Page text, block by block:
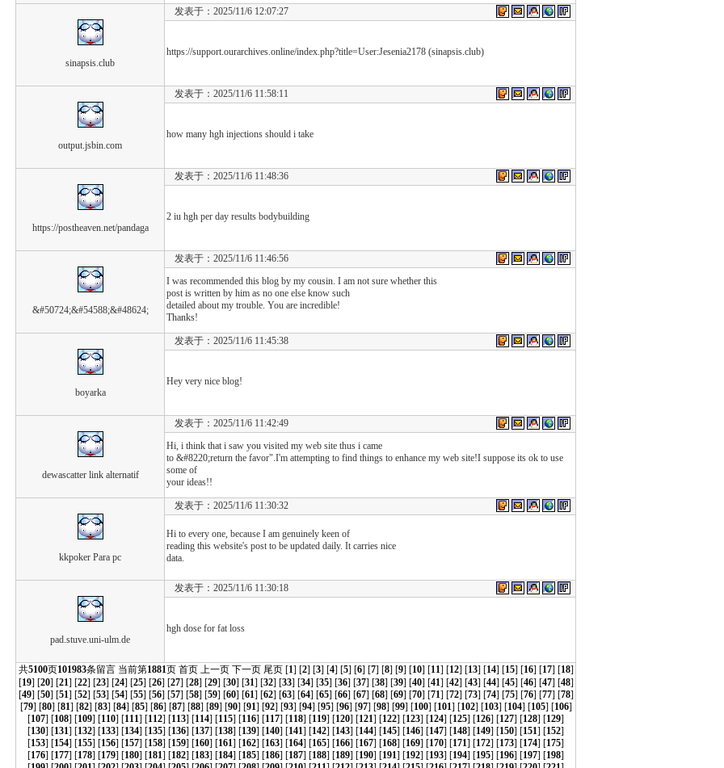
sinapsis.club
发表于：2025/11/6 12:07:27
https://support.ourarchives.online/index.php?title=User:Jesenia2178 (sinapsis.club)
output.jsbin.com
发表于：2025/11/6 11:58:11
how many hgh injections should i take
https://postheaven.net/pandaga
发表于：2025/11/6 11:48:36
2 iu hgh per day results bodybuilding
&#50724;&#54588;&#48624;
发表于：2025/11/6 11:46:56
I was recommended this blog by my cousin. I am not sure whether this
post is written by him as no one else know such
detailed about my trouble. You are incredible!
Thanks!
boyarka
发表于：2025/11/6 11:45:38
Hey very nice blog!
dewascatter link alternatif
发表于：2025/11/6 11:42:49
Hi, i think that i saw you visited my web site thus i came
to &#8220;return the favor".I'm attempting to find things to enhance my web site!I suppose its ok to use
some of
your ideas!!
kkpoker Para pc
发表于：2025/11/6 11:30:32
Hi to every one, because I am genuinely keen of
reading this website's post to be updated daily. It carries nice
data.
pad.stuve.uni-ulm.de
发表于：2025/11/6 11:30:18
hgh dose for fat loss
共5100页101983条留言 当前第1881页 首页 上一页 下一页 尾页 [1] [2] [3] [4] [5] [6] [7] [8] [9] [10] [11] [12] [13] [14] [15] [16] [17] [18]
[19] [20] [21] [22] [23] [24] [25] [26] [27] [28] [29] [30] [31] [32] [33] [34] [35] [36] [37] [38] [39] [40] [41] [42] [43] [44] [45] [46] [47] [48]
[49] [50] [51] [52] [53] [54] [55] [56] [57] [58] [59] [60] [61] [62] [63] [64] [65] [66] [67] [68] [69] [70] [71] [72] [73] [74] [75] [76] [77] [78]
[79] [80] [81] [82] [83] [84] [85] [86] [87] [88] [89] [90] [91] [92] [93] [94] [95] [96] [97] [98] [99] [100] [101] [102] [103] [104] [105] [106]
[107] [108] [109] [110] [111] [112] [113] [114] [115] [116] [117] [118] [119] [120] [121] [122] [123] [124] [125] [126] [127] [128] [129]
[130] [131] [132] [133] [134] [135] [136] [137] [138] [139] [140] [141] [142] [143] [144] [145] [146] [147] [148] [149] [150] [151] [152]
[153] [154] [155] [156] [157] [158] [159] [160] [161] [162] [163] [164] [165] [166] [167] [168] [169] [170] [171] [172] [173] [174] [175]
[176] [177] [178] [179] [180] [181] [182] [183] [184] [185] [186] [187] [188] [189] [190] [191] [192] [193] [194] [195] [196] [197] [198]